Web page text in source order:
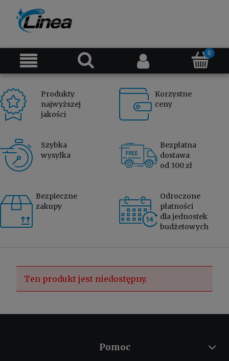
Produkty
najwyższej
jakości
Korzystne
ceny
Szybka
wysyłka
Bezpłatna
dostawa
od 300 zł
Bezpieczne
zakupy
Odroczone
płatności
dla jednostek
budżetowych
Ten produkt jest niedostępny.
Pomoc